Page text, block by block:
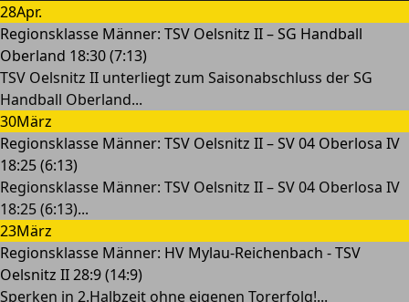
28Apr.
Regionsklasse Männer: TSV Oelsnitz II – SG Handball
Oberland 18:30 (7:13)
TSV Oelsnitz II unterliegt zum Saisonabschluss der SG
Handball Oberland...
30März
Regionsklasse Männer: TSV Oelsnitz II – SV 04 Oberlosa IV
18:25 (6:13)
Regionsklasse Männer: TSV Oelsnitz II – SV 04 Oberlosa IV
18:25 (6:13)...
23März
Regionsklasse Männer: HV Mylau-Reichenbach - TSV
Oelsnitz II 28:9 (14:9)
Sperken in 2.Halbzeit ohne eigenen Torerfolg!...